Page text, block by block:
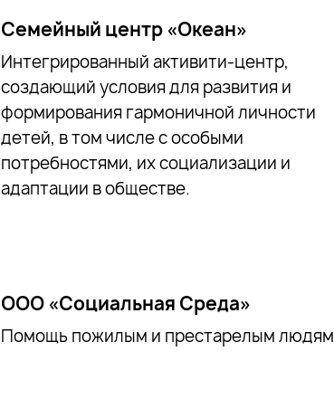
Семейный центр «Океан»
Интегрированный активити-центр,
создающий условия для развития и
формирования гармоничной личности
детей, в том числе с особыми
потребностями, их социализации и
адаптации в обществе.
ООО «Социальная Среда»
Помощь пожилым и престарелым людям